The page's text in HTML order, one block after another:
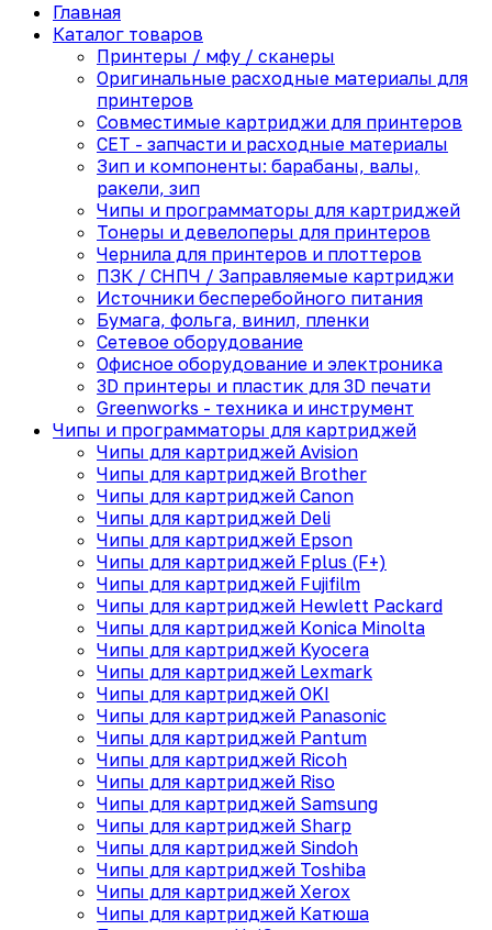
Главная
Каталог товаров
Принтеры / мфу / сканеры
Оригинальные расходные материалы для
принтеров
Совместимые картриджи для принтеров
CET - запчасти и расходные материалы
Зип и компоненты: барабаны, валы,
ракели, зип
Чипы и программаторы для картриджей
Тонеры и девелоперы для принтеров
Чернила для принтеров и плоттеров
ПЗК / СНПЧ / Заправляемые картриджи
Источники бесперебойного питания
Бумага, фольга, винил, пленки
Сетевое оборудование
Офисное оборудование и электроника
3D принтеры и пластик для 3D печати
Greenworks - техника и инструмент
Чипы и программаторы для картриджей
Чипы для картриджей Avision
Чипы для картриджей Brother
Чипы для картриджей Canon
Чипы для картриджей Deli
Чипы для картриджей Epson
Чипы для картриджей Fplus (F+)
Чипы для картриджей Fujifilm
Чипы для картриджей Hewlett Packard
Чипы для картриджей Konica Minolta
Чипы для картриджей Kyocera
Чипы для картриджей Lexmark
Чипы для картриджей OKI
Чипы для картриджей Panasonic
Чипы для картриджей Pantum
Чипы для картриджей Ricoh
Чипы для картриджей Riso
Чипы для картриджей Samsung
Чипы для картриджей Sharp
Чипы для картриджей Sindoh
Чипы для картриджей Toshiba
Чипы для картриджей Xerox
Чипы для картриджей Катюша